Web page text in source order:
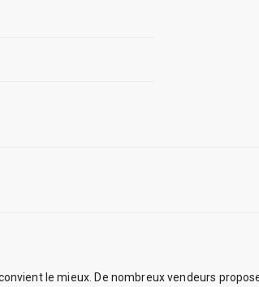
le mieux. De nombreux vendeurs